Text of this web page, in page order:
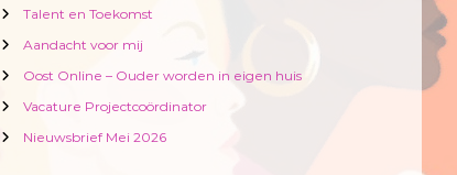
Talent en Toekomst
Aandacht voor mij
Oost Online – Ouder worden in eigen huis
Vacature Projectcoördinator
Nieuwsbrief Mei 2026